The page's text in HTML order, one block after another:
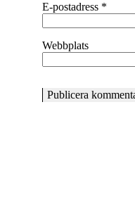
E-postadress *
Webbplats